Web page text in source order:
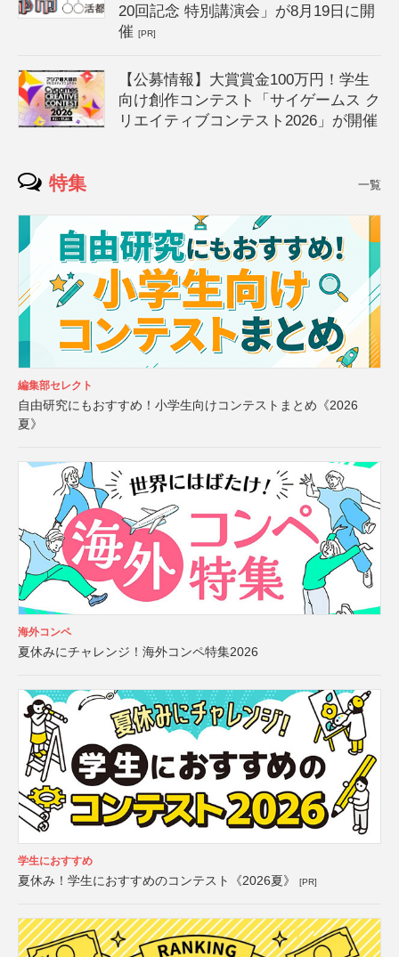
20回記念 特別講演会」が8月19日に開
催[PR]
【公募情報】大賞賞金100万円！学生
向け創作コンテスト「サイゲームス ク
リエイティブコンテスト2026」が開催
特集 一覧
編集部セレクト
自由研究にもおすすめ！小学生向けコンテストまとめ《2026
夏》
海外コンペ
夏休みにチャレンジ！海外コンペ特集2026
学生におすすめ
夏休み！学生におすすめのコンテスト《2026夏》 [PR]